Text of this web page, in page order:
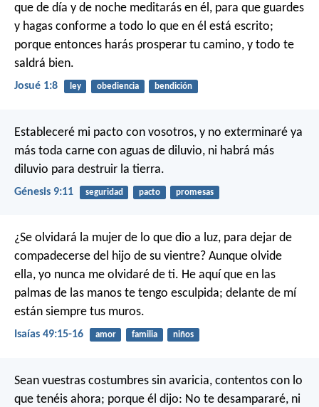
que de día y de noche meditarás en él, para que guardes
y hagas conforme a todo lo que en él está escrito;
porque entonces harás prosperar tu camino, y todo te
saldrá bien.
Josué 1:8 ley obediencia bendición
Estableceré mi pacto con vosotros, y no exterminaré ya
más toda carne con aguas de diluvio, ni habrá más
diluvio para destruir la tierra.
Génesis 9:11 seguridad pacto promesas
¿Se olvidará la mujer de lo que dio a luz, para dejar de
compadecerse del hijo de su vientre? Aunque olvide
ella, yo nunca me olvidaré de ti. He aquí que en las
palmas de las manos te tengo esculpida; delante de mí
están siempre tus muros.
Isaías 49:15-16 amor familia niños
Sean vuestras costumbres sin avaricia, contentos con lo
que tenéis ahora; porque él dijo: No te desampararé, ni